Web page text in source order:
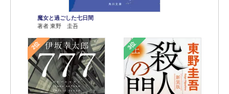
魔女と過ごした七日間
著者 東野 圭吾
2位 3位